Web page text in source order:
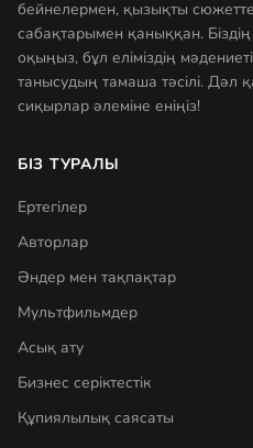
бейнелермен, қызықты
сабақтарымен қаныққан. Біздің
оқыңыз, бұл еліміздің
танысудың тамаша тәсілі. Дәл
сиқырлар әлеміне еніңіз!
БІЗ ТУРАЛЫ
Ертегілер
Авторлар
Әндер мен тақпақтар
Мультфильмдер
Асық ату
Бизнес серіктестік
Құпиялылық саясаты